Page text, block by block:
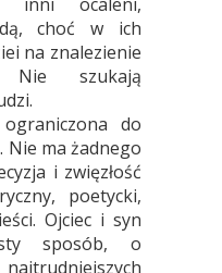
choć w ich
na znalezienie
Nie szukają
do
ma żadnego
i zwięzłość
poetycki,
Ojciec i syn
sposób, o